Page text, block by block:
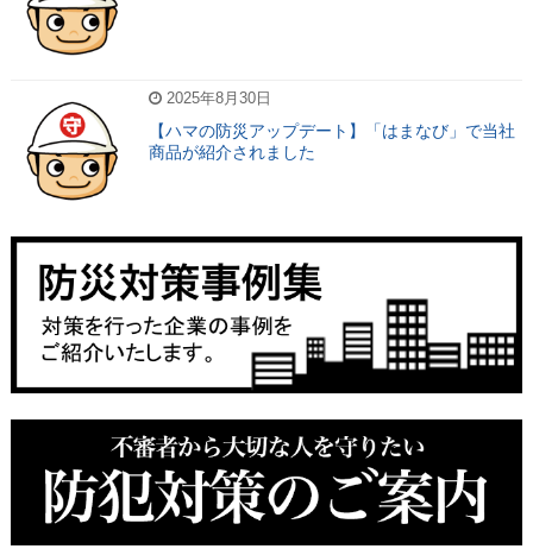
2025年8月30日
【ハマの防災アップデート】「はまなび」で当社
商品が紹介されました